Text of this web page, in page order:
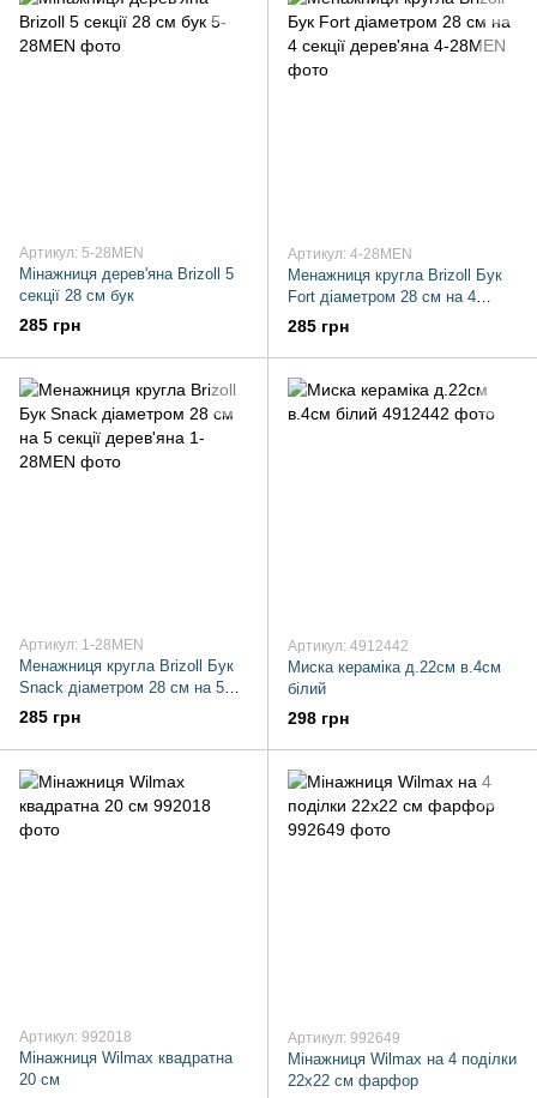
Артикул: 5-28MEN
Мінажниця дерев'яна Brizoll 5
секції 28 см бук
285 грн
Артикул: 4-28MEN
Менажниця кругла Brizoll Бук
Fort діаметром 28 см на 4
секції дерев'яна
285 грн
Артикул: 1-28MEN
Менажниця кругла Brizoll Бук
Snack діаметром 28 см на 5
секції дерев'яна
285 грн
Артикул: 4912442
Миска кераміка д.22см в.4см
білий
298 грн
Артикул: 992018
Мінажниця Wilmax квадратна
20 см
Артикул: 992649
Мінажниця Wilmax на 4 поділки
22х22 см фарфор